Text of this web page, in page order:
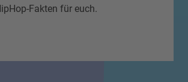
Fakten für euch.